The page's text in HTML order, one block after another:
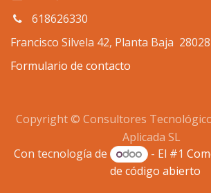
618626330
Francisco Silvela 42, Planta Baja
Formulario de contacto
Copyright © Consultores
Aplicada SL
Con tecnología de
- El #1
de código abierto